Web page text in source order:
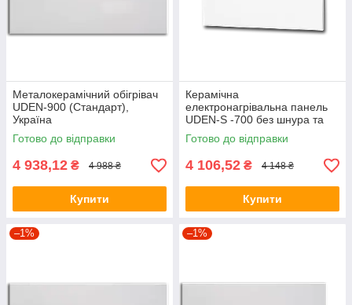
Металокерамічний обігрівач
UDEN-900 (Стандарт),
Україна
Готово до відправки
4 938,12 ₴ 4 988 ₴
Купити
Керамічна
електронагрівальна панель
UDEN-S -700 без шнура та
вилки
Готово до відправки
4 106,52 ₴ 4 148 ₴
Купити
–1% –1%